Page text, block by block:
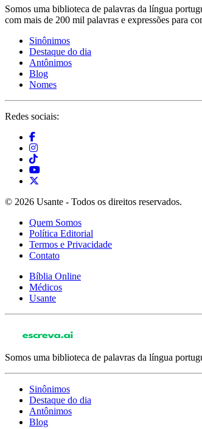
Somos uma biblioteca de palavras da língua
com mais de 200 mil palavras e expressões para
Sinônimos
Destaque do dia
Antônimos
Blog
Nomes
Redes sociais:
© 2026 Usante - Todos os direitos reservados.
Quem Somos
Política Editorial
Termos e Privacidade
Contato
Bíblia Online
Médicos
Usante
Somos uma biblioteca de palavras da língua
Sinônimos
Destaque do dia
Antônimos
Blog